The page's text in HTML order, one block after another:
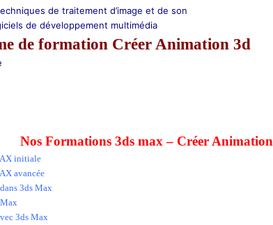
de traitement d’image et de son
de développement multimédia
de formation Créer Animation 3d
Nos Formations 3ds max – Créer Animation
initiale
avancée
3ds Max
3ds Max